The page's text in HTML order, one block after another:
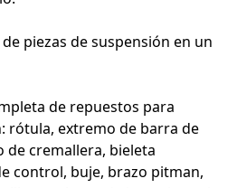
piezas de suspensión en un
de repuestos para
rótula, extremo de barra de
cremallera, bieleta
control, buje, brazo pitman,